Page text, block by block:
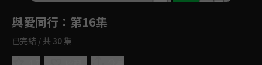
與愛同行 ：第16集
已完結 / 共 30 集